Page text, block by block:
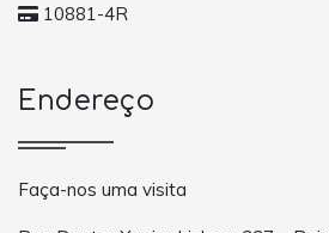
10881-4R
Endereço
Faça-nos uma visita